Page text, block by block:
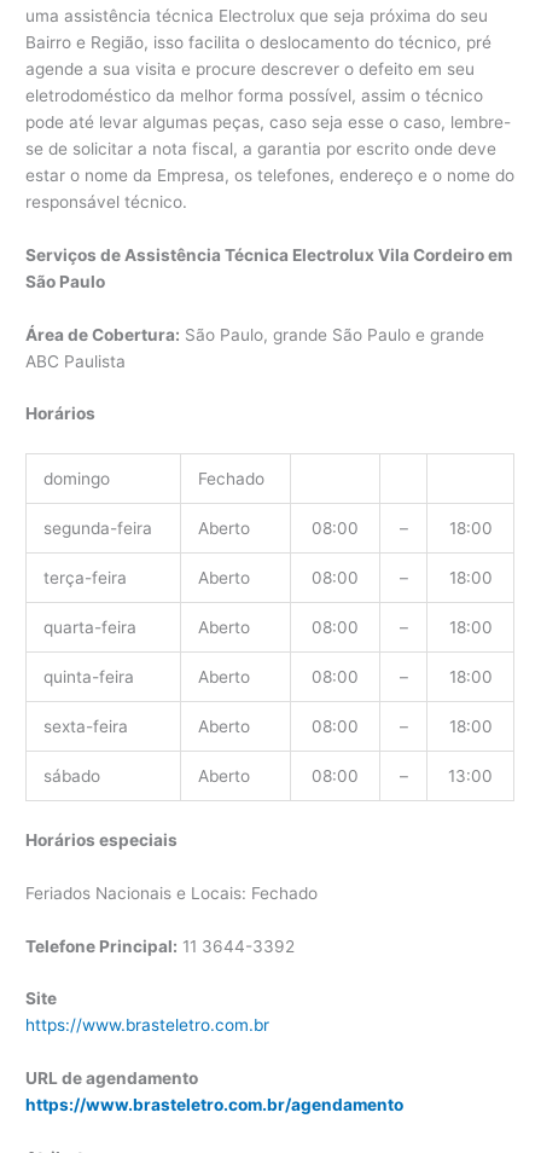
uma assistência técnica Electrolux que seja próxima do seu
Bairro e Região, isso facilita o deslocamento do técnico, pré
agende a sua visita e procure descrever o defeito em seu
eletrodoméstico da melhor forma possível, assim o técnico
pode até levar algumas peças, caso seja esse o caso, lembre-
se de solicitar a nota fiscal, a garantia por escrito onde deve
estar o nome da Empresa, os telefones, endereço e o nome do
responsável técnico.
Serviços de Assistência Técnica Electrolux Vila Cordeiro em
São Paulo
Área de Cobertura: São Paulo, grande São Paulo e grande
ABC Paulista
Horários
domingo Fechado
segunda-feira Aberto 08:00 – 18:00
terça-feira Aberto 08:00 – 18:00
quarta-feira Aberto 08:00 – 18:00
quinta-feira Aberto 08:00 – 18:00
sexta-feira Aberto 08:00 – 18:00
sábado Aberto 08:00 – 13:00
Horários especiais
Feriados Nacionais e Locais: Fechado
Telefone Principal: 11 3644-3392
Site
https://www.brasteletro.com.br
URL de agendamento
https://www.brasteletro.com.br/agendamento